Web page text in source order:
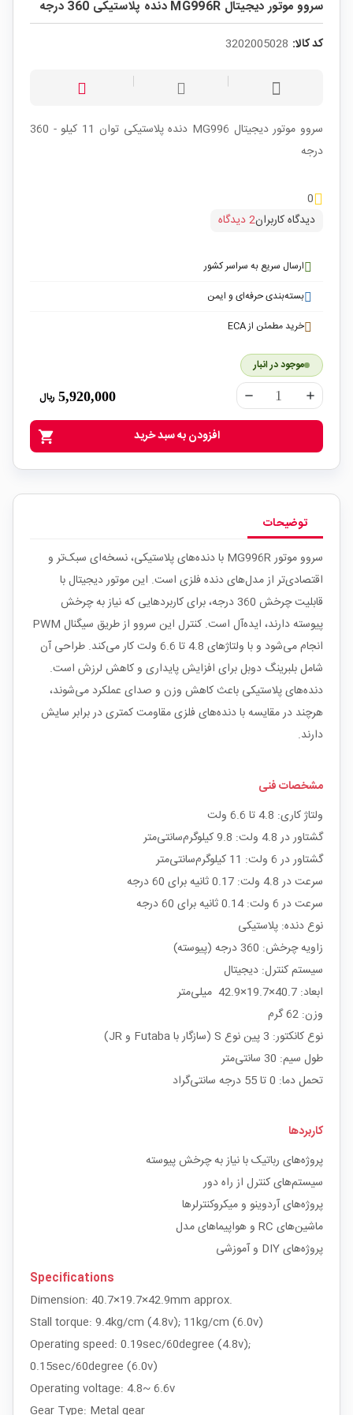
سروو موتور دیجیتال MG996R دنده پلاستیکی 360 درجه
کد کالا: 3202005028
سروو موتور دیجیتال MG996 دنده پلاستیکی توان 11 کیلو - 360
درجه
0
دیدگاه کاربران2 دیدگاه
ارسال سریع به سراسر کشور
بسته‌بندی حرفه‌ای و ایمن
خرید مطمئن از ECA
موجود در انبار
remove add
5,920,000 ریال
shopping_cart افزودن به سبد خرید
توضیحات
سروو موتور MG996R با دنده‌های پلاستیکی، نسخه‌ای سبک‌تر و
اقتصادی‌تر از مدل‌های دنده فلزی است. این موتور دیجیتال با
قابلیت چرخش 360 درجه، برای کاربردهایی که نیاز به چرخش
پیوسته دارند، ایده‌آل است. کنترل این سروو از طریق سیگنال PWM
انجام می‌شود و با ولتاژهای 4.8 تا 6.6 ولت کار می‌کند. طراحی آن
شامل بلبرینگ دوبل برای افزایش پایداری و کاهش لرزش است.
دنده‌های پلاستیکی باعث کاهش وزن و صدای عملکرد می‌شوند،
هرچند در مقایسه با دنده‌های فلزی مقاومت کمتری در برابر سایش
دارند.
مشخصات فنی
ولتاژ کاری: 4.8 تا 6.6 ولت
گشتاور در 4.8 ولت: 9.8 کیلوگرم‌سانتی‌متر
گشتاور در 6 ولت: 11 کیلوگرم‌سانتی‌متر
سرعت در 4.8 ولت: 0.17 ثانیه برای 60 درجه
سرعت در 6 ولت: 0.14 ثانیه برای 60 درجه
نوع دنده: پلاستیکی
زاویه چرخش: 360 درجه (پیوسته)
سیستم کنترل: دیجیتال
ابعاد: 40.7×19.7×42.9 میلی‌متر
وزن: 62 گرم
نوع کانکتور: 3 پین نوع S (سازگار با Futaba و JR)
طول سیم: 30 سانتی‌متر
تحمل دما: 0 تا 55 درجه سانتی‌گراد
کاربردها
پروژه‌های رباتیک با نیاز به چرخش پیوسته
سیستم‌های کنترل از راه دور
پروژه‌های آردوینو و میکروکنترلرها
ماشین‌های RC و هواپیماهای مدل
پروژه‌های DIY و آموزشی
Specifications
Dimension: 40.7×19.7×42.9mm approx.
Stall torque: 9.4kg/cm (4.8v); 11kg/cm (6.0v)
Operating speed: 0.19sec/60degree (4.8v);
0.15sec/60degree (6.0v)
Operating voltage: 4.8~ 6.6v
Gear Type: Metal gear